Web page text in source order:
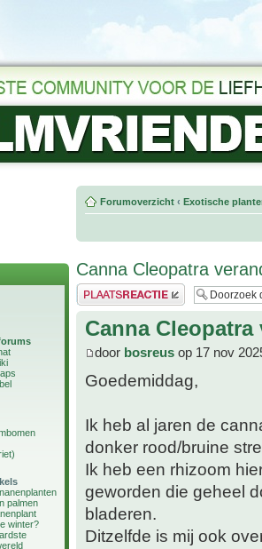
palmen
winter?
Forumoverzicht ‹ Exotische
Canna Cleopatra
Plaats een reactie
Canna
door bosreus op 17 nov
Goedemiddag,
Ik heb al jaren de
donker rood/bruine
Ik heb een rhizoom
geworden die geheel
bladeren.
Ditzelfde is mij ook